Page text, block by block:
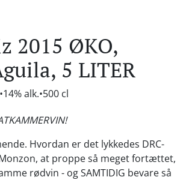
2015 ØKO,
5 LITER
14% alk. 500 cl
Hvordan er det lykkedes DRC-
at proppe så meget fortættet,
rødvin - og SAMTIDIG bevare så